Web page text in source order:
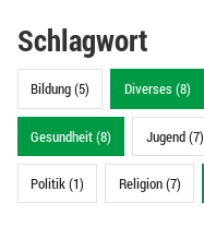
Schlagwort
Bildung (5) Diverses (8)
Gesundheit (8) Jugend (7)
Politik (1) Religion (7)